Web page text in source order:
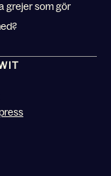
grejer som gör